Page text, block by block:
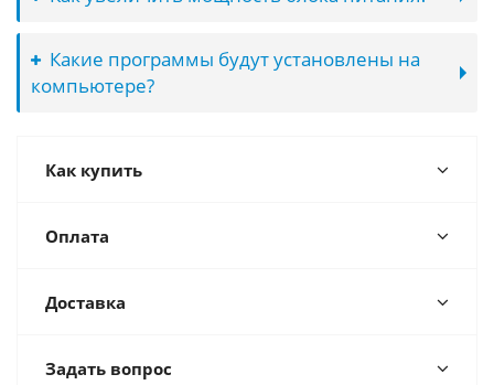
Какие программы будут установлены на
компьютере?
Как купить
Оплата
Доставка
Задать вопрос